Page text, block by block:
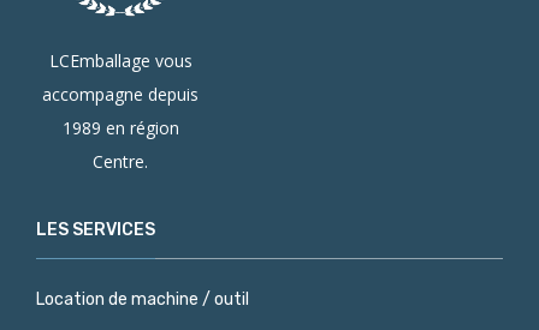
LCEmballage vous
accompagne depuis
1989 en région
Centre.
LES SERVICES
Location de machine / outil